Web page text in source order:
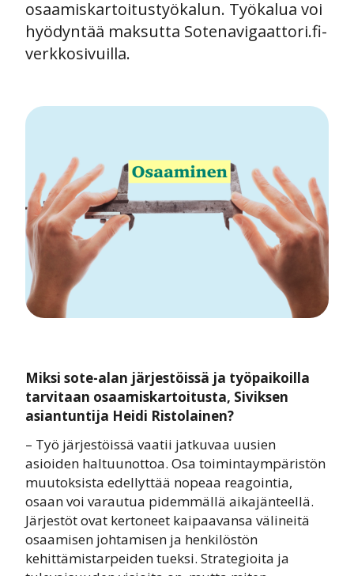
osaamiskartoitustyökalun. Työkalua voi
hyödyntää maksutta Sotenavigaattori.fi-
verkkosivuilla.
Miksi sote-alan järjestöissä ja työpaikoilla
tarvitaan osaamiskartoitusta, Siviksen
asiantuntija Heidi Ristolainen?
– Työ järjestöissä vaatii jatkuvaa uusien
asioiden haltuunottoa. Osa toimintaympäristön
muutoksista edellyttää nopeaa reagointia,
osaan voi varautua pidemmällä aikajänteellä.
Järjestöt ovat kertoneet kaipaavansa välineitä
osaamisen johtamisen ja henkilöstön
kehittämistarpeiden tueksi. Strategioita ja